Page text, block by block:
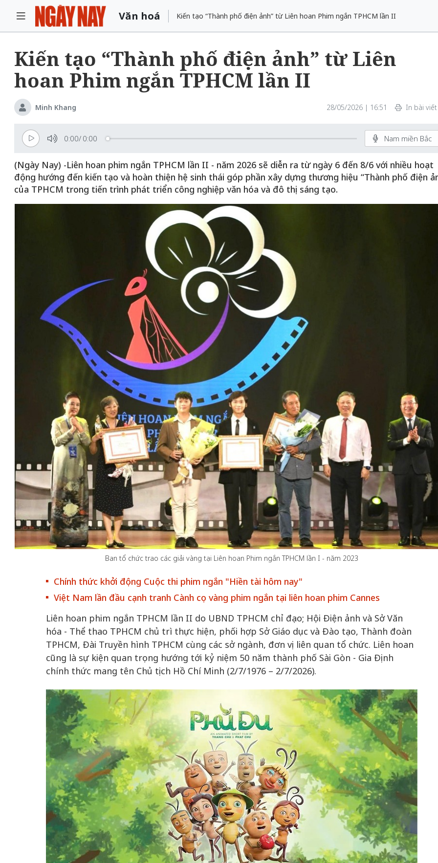
Văn hoá Kiến tạo “Thành phố điện ảnh” từ Liên hoan Phim ngắn TPHCM lần II
Kiến tạo “Thành phố điện ảnh” từ Liên
hoan Phim ngắn TPHCM lần II
Minh Khang 28/05/2026 | 16:51 In bài viết
0:00/ 0:00 Nam miền Bắc
(Ngày Nay) -Liên hoan phim ngắn TPHCM lần II - năm 2026 sẽ diễn ra từ ngày 6 đến 8/6 với nhiều hoạt
động hướng đến kiến tạo và hoàn thiện hệ sinh thái góp phần xây dựng thương hiệu “Thành phố điện
của TPHCM trong tiến trình phát triển công nghiệp văn hóa và đô thị sáng tạo.
Ban tổ chức trao các giải vàng tại Liên hoan Phim ngắn TPHCM lần I - năm 2023
Chính thức khởi động Cuộc thi phim ngắn "Hiền tài hôm nay"
Việt Nam lần đầu cạnh tranh Cành cọ vàng phim ngắn tại liên hoan phim Cannes
Liên hoan phim ngắn TPHCM lần II do UBND TPHCM chỉ đạo; Hội Điện ảnh và Sở Văn
hóa - Thể thao TPHCM chủ trì thực hiện, phối hợp Sở Giáo dục và Đào tạo, Thành đoàn
TPHCM, Đài Truyền hình TPHCM cùng các sở ngành, đơn vị liên quan tổ chức. Liên hoan
cũng là sự kiện quan trọng hướng tới kỷ niệm 50 năm thành phố Sài Gòn - Gia Định
chính thức mang tên Chủ tịch Hồ Chí Minh (2/7/1976 – 2/7/2026).
của những chiếc
trên không gian
Khách đến chơi nhà
Lê Hiền
Hà Nội vững bước vào
không gian phát triển
mới - Kỳ 5: Thủ đô qua
lăng kính số hóa
50 năm Việt Nam gia
nhập UNESCO: Khơi
nguồn nội lực văn hóa,
định hình vị thế kiến
tạo | Kỳ 4: Sáng kiến
làm nên diện mạo mới
50 năm Việt Nam gia
nhập UNESCO: Khơi
nguồn nội lực văn hóa,
định hình vị thế kiến
tạo | Kỳ 3: Hội nhập
quốc tế bằng bản lĩnh
50 năm Việt
nhập
nguồn nội lực
định hình vị
tạo | Kỳ 1:
hòa bình thể